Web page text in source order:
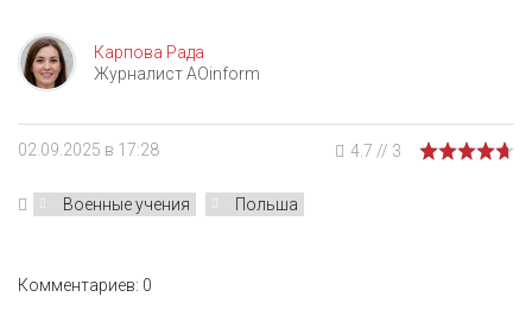
Карпова Рада
Журналист AOinform
02.09.2025 в 17:28 4.7 // 3
Военные учения Польша
Комментариев: 0